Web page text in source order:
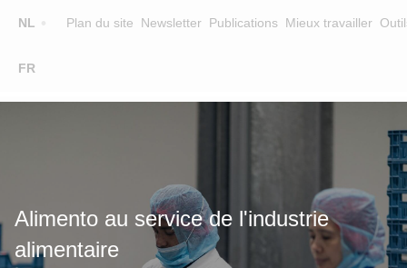
NL
FR
Plan du site Newsletter Publications Mieux travailler
Main
EQUIPE
CONTACT
Alimento au service de l'industrie
alimentaire